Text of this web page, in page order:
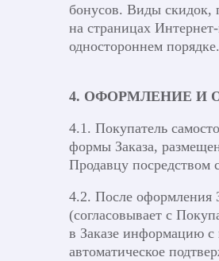
бонусов. Виды скидок,
на страницах
одностороннем порядке.
4. ОФОРМЛЕНИЕ И
4.1. Покупатель
формы Заказа,
Продавцу посредством
4.2. После оформления
(согласовывает с
в Заказе информацию с
автоматическое